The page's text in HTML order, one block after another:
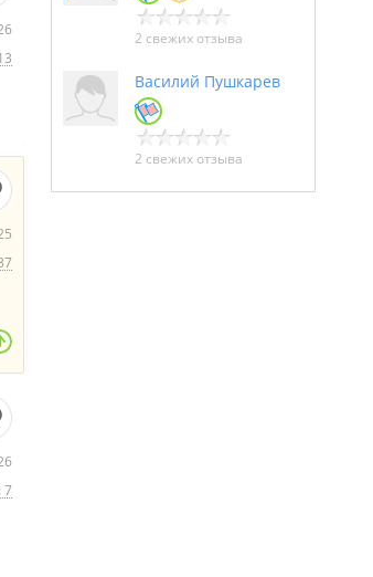
7
2 свежих отзыва
Василий Пушкарев
2 свежих отзыва